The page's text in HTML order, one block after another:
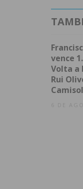
vence
Volta a
Rui
6 DE